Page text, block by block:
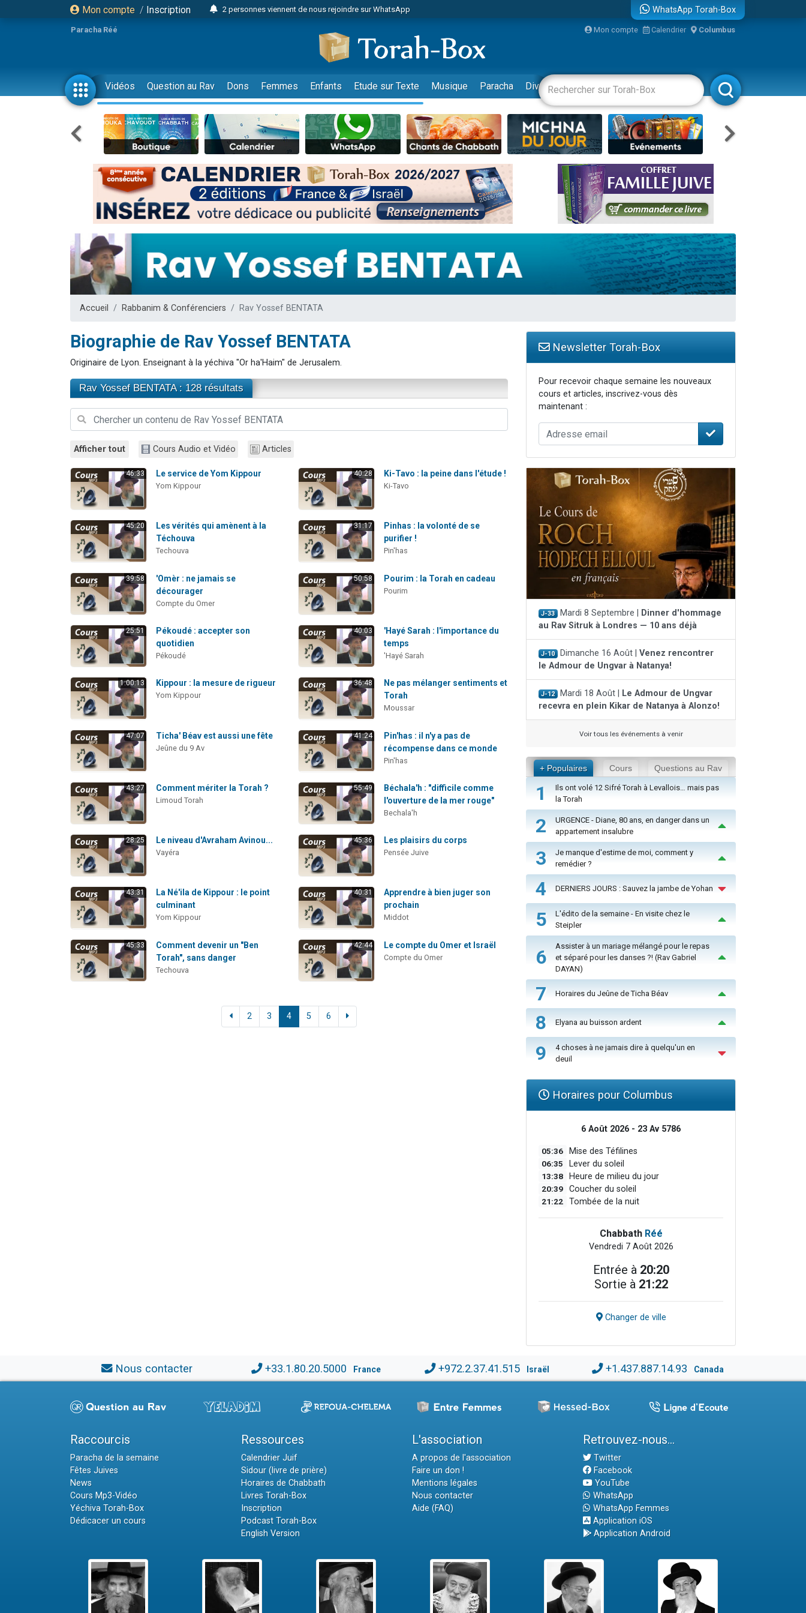
Mon compte / Inscription
2 personnes viennent de nous rejoindre sur WhatsApp
2 nouvelles musiques dans Torah-Box Music
8 personnes viennent de faire un don pour Tsédaka : pauvres d'Israel
4 personnes viennent de faire un don pour Diane, 80 ans, dans un appartement insalubre
Nouvelle émission radio : Visions de grandeur n°104 : Le Chabbath et le Birkat Hamazone à travers le temps
61 personnes viennent de demander une bénédiction
39 personnes viennent de faire un don pour Sauvez la jambe de Yohan
Il reste 49 places pour étudier en groupe sur Zoom
Ariel vient de donner son Maasser
Nathaniel vient de donner son Maasser
6 personnes viennent de faire un don pour 5 enfants déjà orphelins risquent de perdre leur maman
2 personnes viennent de faire un don pour Reloger Rivka, 6 enfants, victime de violences...
Il reste 49 places pour étudier en groupe sur Zoom
Dovan vient de donner son Maasser
2 personnes viennent de nous rejoindre sur WhatsApp
Malgorzata vient de donner son Maasser
WhatsApp Torah-Box
Paracha Réé Mon compte Calendrier Columbus
Vidéos Question au Rav Dons Femmes Enfants Etude sur Texte Musique Paracha Divertissements Livres Rabbanim
Accueil Rabbanim & Conférenciers Rav Yossef BENTATA
Biographie de Rav Yossef BENTATA
Originaire de Lyon. Enseignant à la yéchiva "Or ha'Haim" de Jerusalem.
Rav Yossef BENTATA : 128 résultats
Afficher tout Cours Audio et Vidéo Articles
46:33 Le service de Yom Kippour
Yom Kippour
40:28 Ki-Tavo : la peine dans l'étude !
Ki-Tavo
45:20
Les vérités qui amènent à la
Téchouva
Techouva
31:17
Pinhas : la volonté de se
purifier !
Pin'has
39:58
'Omèr : ne jamais se
décourager
Compte du Omer
50:58 Pourim : la Torah en cadeau
Pourim
25:51
Pékoudé : accepter son
quotidien
Pékoudé
40:03
'Hayé Sarah : l'importance du
temps
'Hayé Sarah
1:00:13 Kippour : la mesure de rigueur
Yom Kippour
36:48
Ne pas mélanger sentiments et
Torah
Moussar
47:07 Ticha' Béav est aussi une fête
Jeûne du 9 Av
41:24
Pin'has : il n'y a pas de
récompense dans ce monde
Pin'has
43:27 Comment mériter la Torah ?
Limoud Torah
55:49
Béchala'h : "difficile comme
l'ouverture de la mer rouge"
Bechala'h
28:25 Le niveau d'Avraham Avinou...
Vayéra
45:36 Les plaisirs du corps
Pensée Juive
43:31
La Né'ila de Kippour : le point
culminant
Yom Kippour
40:31
Apprendre à bien juger son
prochain
Middot
45:33
Comment devenir un "Ben
Torah", sans danger
Techouva
42:44 Le compte du Omer et Israël
Compte du Omer
2 3 4 5 6
Newsletter Torah-Box
Pour recevoir chaque semaine les nouveaux
cours et articles, inscrivez-vous dès
maintenant :
J-33 Mardi 8 Septembre |
Dinner d'hommage
au Rav Sitruk à Londres — 10 ans déjà
J-10 Dimanche 16 Août | Venez rencontrer
le Admour de Ungvar à Natanya!
J-12 Mardi 18 Août |
Le Admour de Ungvar
recevra en plein Kikar de Natanya à Alonzo!
Voir tous les événements à venir
+ Populaires Cours Questions au Rav
1
Ils ont volé 12 Sifré Torah à Levallois… mais pas
la Torah
2
URGENCE - Diane, 80 ans, en danger dans un
appartement insalubre
3
Je manque d'estime de moi, comment y
remédier ?
4 DERNIERS JOURS : Sauvez la jambe de Yohan
5
L'édito de la semaine - En visite chez le
Steipler
6
Assister à un mariage mélangé pour le repas
et séparé pour les danses ?! (Rav Gabriel
DAYAN)
7 Horaires du Jeûne de Ticha Béav
8 Elyana au buisson ardent
9
4 choses à ne jamais dire à quelqu'un en
deuil
Horaires pour Columbus
6 Août 2026 - 23 Av 5786
05:36 Mise des Téfilines
06:35 Lever du soleil
13:38 Heure de milieu du jour
20:39 Coucher du soleil
21:22 Tombée de la nuit
Chabbath Réé
Vendredi 7 Août 2026
Entrée à 20:20
Sortie à 21:22
Changer de ville
Nous contacter +33.1.80.20.5000 France +972.2.37.41.515 Israël +1.437.887.14.93 Canada
Raccourcis
Paracha de la semaine
Fêtes Juives
News
Cours Mp3-Vidéo
Yéchiva Torah-Box
Dédicacer un cours
Ressources
Calendrier Juif
Sidour (livre de prière)
Horaires de Chabbath
Livres Torah-Box
Inscription
Podcast Torah-Box
English Version
L'association
A propos de l'association
Faire un don !
Mentions légales
Nous contacter
Aide (FAQ)
Retrouvez-nous...
Twitter
Facebook
YouTube
WhatsApp
WhatsApp Femmes
Application iOS
Application Android